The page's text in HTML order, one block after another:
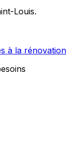
Louis.
à la rénovation